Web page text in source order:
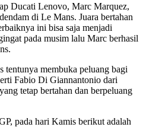
Ducati Lenovo, Marc Marquez,
di Le Mans. Juara bertahan
ini bisa saja menjadi
pada musim lalu Marc berhasil
tentunya membuka peluang bagi
Fabio Di Giannantonio dari
tetap bertahan dan berpeluang
pada hari Kamis berikut adalah